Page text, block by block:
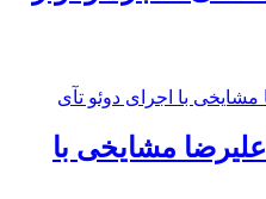
علیرضا مشایخی با